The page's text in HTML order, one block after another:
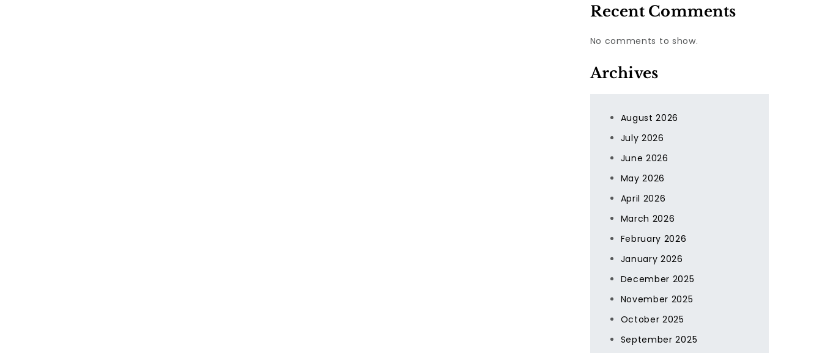
Recent Comments
No comments to show.
Archives
August 2026
July 2026
June 2026
May 2026
April 2026
March 2026
February 2026
January 2026
December 2025
November 2025
October 2025
September 2025